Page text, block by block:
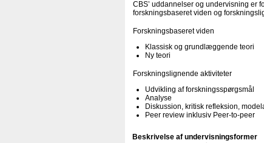
CBS’ uddannelser og undervisning er
forskningsbaseret viden og
Forskningsbaseret viden
Klassisk og grundlæggende teori
Ny teori
Forskningslignende aktiviteter
Udvikling af forskningsspørgsmål
Analyse
Diskussion, kritisk refleksion,
Peer review inklusiv Peer-to-peer
Beskrivelse af undervisningsformer